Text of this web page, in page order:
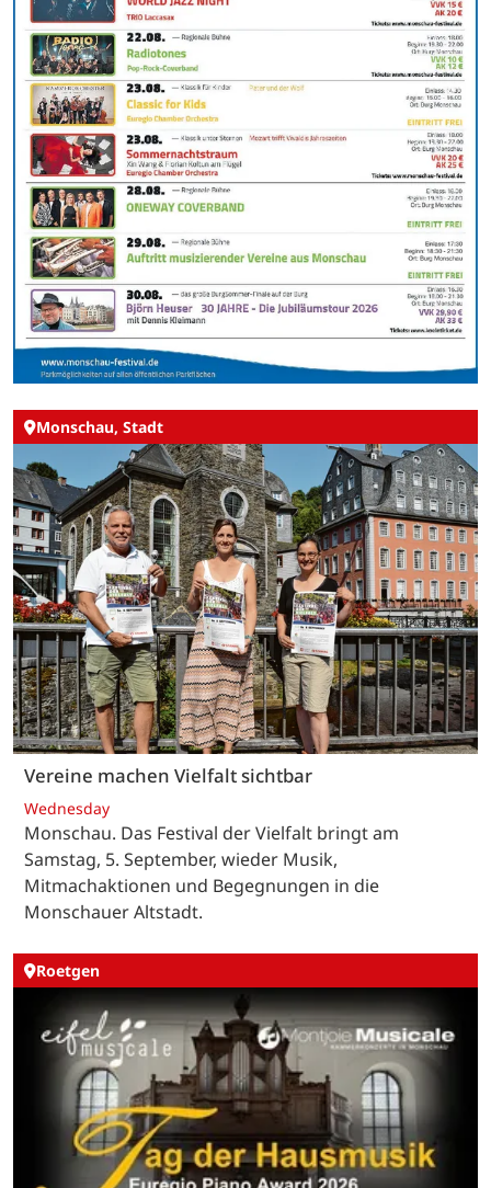
Monschau, Stadt
Vereine machen Vielfalt sichtbar
Wednesday
Monschau. Das Festival der Vielfalt bringt am
Samstag, 5. September, wieder Musik,
Mitmachaktionen und Begegnungen in die
Monschauer Altstadt.
Roetgen